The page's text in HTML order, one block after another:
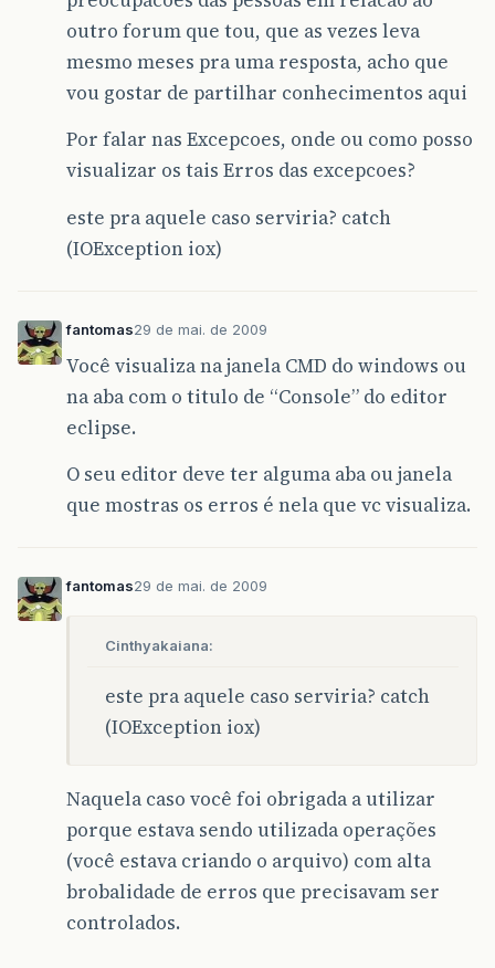
outro forum que tou, que as vezes leva
mesmo meses pra uma resposta, acho que
vou gostar de partilhar conhecimentos aqui
Por falar nas Excepcoes, onde ou como posso
visualizar os tais Erros das excepcoes?
este pra aquele caso serviria? catch
(IOException iox)
fantomas29 de mai. de 2009
Você visualiza na janela CMD do windows ou
na aba com o titulo de “Console” do editor
eclipse.
O seu editor deve ter alguma aba ou janela
que mostras os erros é nela que vc visualiza.
fantomas29 de mai. de 2009
Cinthyakaiana:
este pra aquele caso serviria? catch
(IOException iox)
Naquela caso você foi obrigada a utilizar
porque estava sendo utilizada operações
(você estava criando o arquivo) com alta
brobalidade de erros que precisavam ser
controlados.